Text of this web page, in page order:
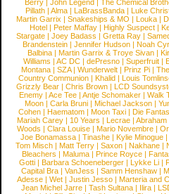
Berry | John Legend | The Chemical
Pillath |Alma |LaBrassBanda |Luke
Martin Garrix | Snakeships & MO | Louka |
Hotel | Peter Maffay | Highly Suspect |
Stargate |Joey Badass |Gretta Ray |
Brandenstein |Jennifer Hudson |Noah
Balbina | Martin Garrix & Troye Sivan |
Williams |AC DC |dePresno |Superfruit |
Montana |SZA|Wunderwelt |Prinz Pi |
Country Communion | Khalid | Louis
Grizzly Bear | Chris Brown | LCD
Enemy | Ace Tee | Antje Schomaker | Walk
Moon |Carla Bruni |Michael Jackson |
Cohen |Haematom |Moon Taxi |Die
Mariah Carey | 10 Years | Lecrae | Abraham
Woods |Clara Louise |Mario Novembre |
Joe Bonamassa | Tinashe | Kylie Minogue |
Tom Misch |Matt Terry |Saxon |Nakhane |
Bleachers | Maluma | Prince Royce |
Gotti |Barbara Schoeneberger |Lykke Li |
Capital Bra |VanJess |Samm Henshaw |
Adesse |Wet |Justin Jesso |Marteria and
Jean Michel Jarre |Tash Sultana | Ilira |